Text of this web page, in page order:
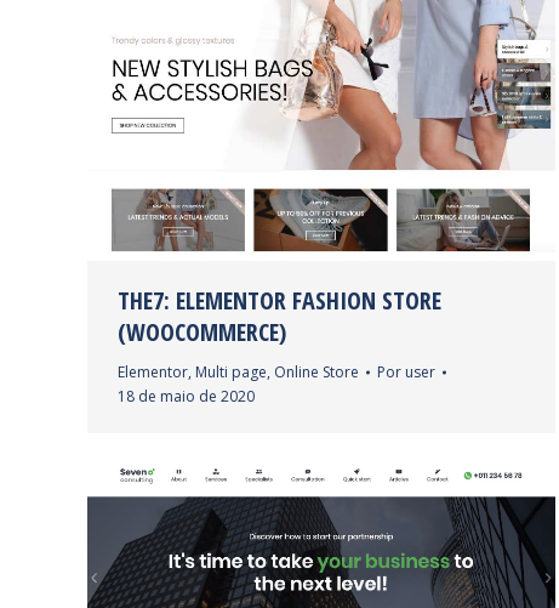
THE7: ELEMENTOR FASHION STORE
(WOOCOMMERCE)
Elementor, Multi page, Online Store Por user
18 de maio de 2020